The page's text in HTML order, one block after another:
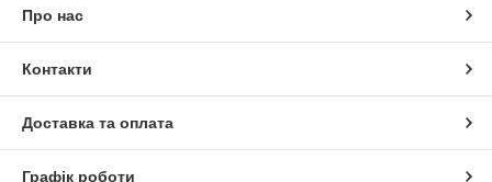
Про нас
Контакти
Доставка та оплата
Графік роботи